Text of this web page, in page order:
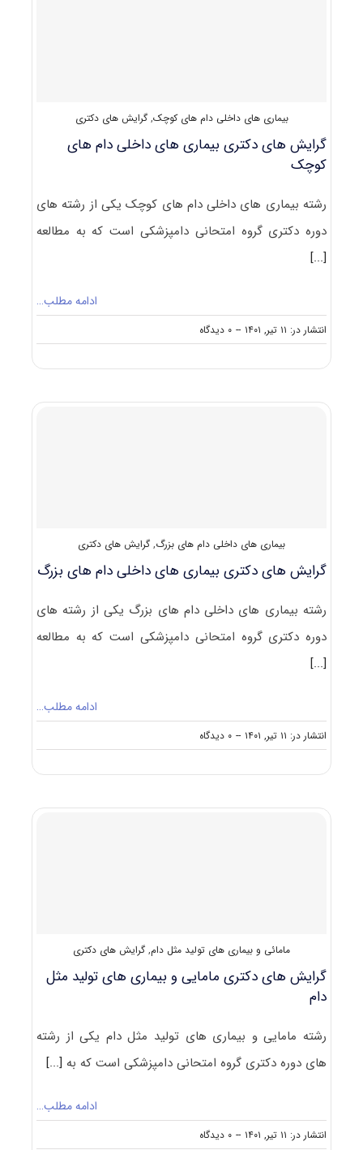
بیماری های داخلی دام های کوچک,گرایش های دکتری
گرایش های دکتری ﺑﻴﻤﺎری ﻫﺎی داخلی دام ﻫﺎی
ﻛﻮچک
رشته ﺑﻴﻤﺎری ﻫﺎی داخلی دام ﻫﺎی ﻛﻮچک یکی از رشته های
دوره دکتری گروه امتحانی دامپزشکی است که به مطالعه
[...]
ادامه مطلب…
انتشار در: ۱۱ تیر, ۱۴۰۱ -- ۰ دیدگاه
on
گرایش
ﻫﺎی
بیماری های داخلی دام های بزرگ, گرایش های دکتری
گرایش های دکتری ﺑﻴﻤﺎری ﻫﺎی داخلی دام ﻫﺎی ﺑﺰرگ
رشته ﺑﻴﻤﺎری ﻫﺎی داخلی دام ﻫﺎی ﺑﺰرگ یکی از رشته های
دوره دکتری گروه امتحانی دامپزشکی است که به مطالعه
[...]
ادامه مطلب…
انتشار در: ۱۱ تیر, ۱۴۰۱ -- ۰ دیدگاه
on
گرایش
ﻫﺎی
مامائی و بیماری های تولید مثل دام, گرایش های دکتری
گرایش های دکتری ﻣﺎﻣﺎیی و ﺑﻴﻤﺎری ﻫﺎی ﺗﻮﻟﻴﺪ ﻣﺜﻞ
دام
رشته ﻣﺎﻣﺎیی و ﺑﻴﻤﺎری ﻫﺎی ﺗﻮﻟﻴﺪ ﻣﺜﻞ دام یکی از رشته
های دوره دکتری گروه امتحانی دامپزشکی است که به [...]
ادامه مطلب…
انتشار در: ۱۱ تیر, ۱۴۰۱ -- ۰ دیدگاه
on